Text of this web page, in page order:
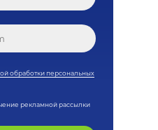
обработки персональных
рекламной рассылки